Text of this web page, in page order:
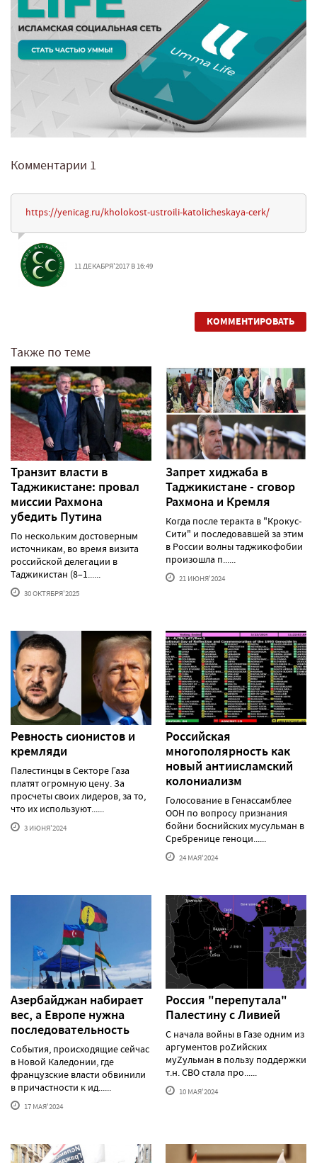
Комментарии 1
https://yenicag.ru/kholokost-ustroili-katolicheskaya-cerk/
11 ДЕКАБРЯ'2017 В 16:49
КОММЕНТИРОВАТЬ
Также по теме
Транзит власти в
Таджикистане: провал
миссии Рахмона
убедить Путина
По нескольким достоверным
источникам, во время визита
российской делегации в
Таджикистан (8–1......
30 ОКТЯБРЯ'2025
Запрет хиджаба в
Таджикистане - сговор
Рахмона и Кремля
Когда после теракта в "Крокус-
Сити" и последовавшей за этим
в России волны таджикофобии
произошла п......
21 ИЮНЯ'2024
Ревность сионистов и
кремляди
Палестинцы в Секторе Газа
платят огромную цену. За
просчеты своих лидеров, за то,
что их используют......
3 ИЮНЯ'2024
Российская
многополярность как
новый антиисламский
колониализм
Голосование в Генассамблее
ООН по вопросу признания
бойни боснийских мусульман в
Сребренице геноци......
24 МАЯ'2024
Азербайджан набирает
вес, а Европе нужна
последовательность
События, происходящие сейчас
в Новой Каледонии, где
французские власти обвинили
в причастности к ид......
17 МАЯ'2024
Россия "перепутала"
Палестину с Ливией
С начала войны в Газе одним из
аргументов роZийских
муZульман в пользу поддержки
т.н. СВО стала про......
10 МАЯ'2024